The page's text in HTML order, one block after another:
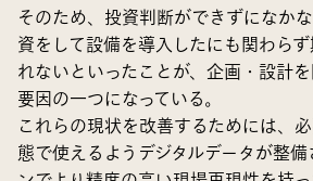
そのため、投資判断ができずになか
資をして設備を導入したにも関わら
れないといったことが、企画・設計
要因の一つになっている。
これらの現状を改善するためには、
態で使えるようデジタルデータが整備